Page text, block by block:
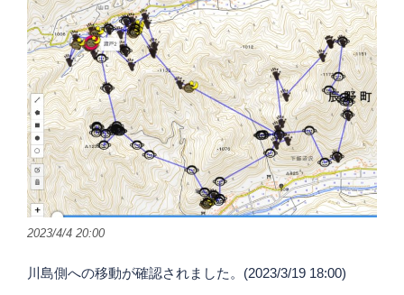
2023/4/4 20:00
川島側への移動が確認されました。(2023/3/19 18:00)